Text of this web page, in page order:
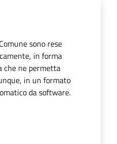
sono rese
in forma
che ne permetta
in un formato
da software.